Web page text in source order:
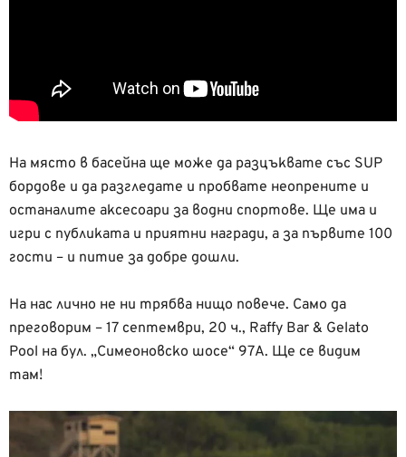
На място в басейна ще може да разцъквате със SUP
бордове и да разгледате и пробвате неопрените и
останалите аксесоари за водни спортове. Ще има и
игри с публиката и приятни награди, а за първите 100
гости – и питие за добре дошли.
На нас лично не ни трябва нищо повече. Само да
преговорим – 17 септември, 20 ч., Raffy Bar & Gelato
Pool на бул. „Симеоновско шосе“ 97А. Ще се видим
там!